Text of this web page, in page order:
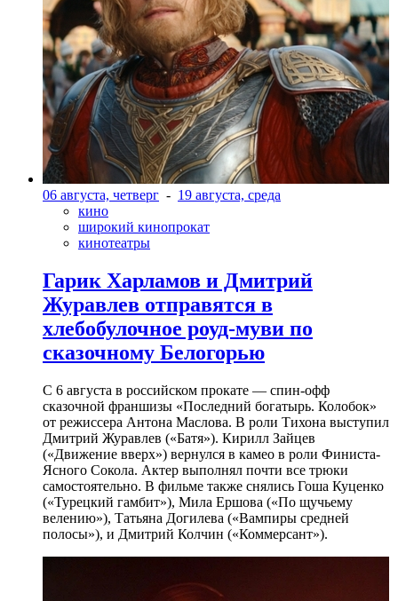
06 августа, четверг - 19 августа, среда
кино
широкий кинопрокат
кинотеатры
Гарик Харламов и Дмитрий
Журавлев отправятся в
хлебобулочное роуд-муви по
сказочному Белогорью
С 6 августа в российском прокате — спин-офф
сказочной франшизы «Последний богатырь. Колобок»
от режиссера Антона Маслова. В роли Тихона выступил
Дмитрий Журавлев («Батя»). Кирилл Зайцев
(«Движение вверх») вернулся в камео в роли Финиста-
Ясного Сокола. Актер выполнял почти все трюки
самостоятельно. В фильме также снялись Гоша Куценко
(«Турецкий гамбит»), Мила Ершова («По щучьему
велению»), Татьяна Догилева («Вампиры средней
полосы»), и Дмитрий Колчин («Коммерсант»).